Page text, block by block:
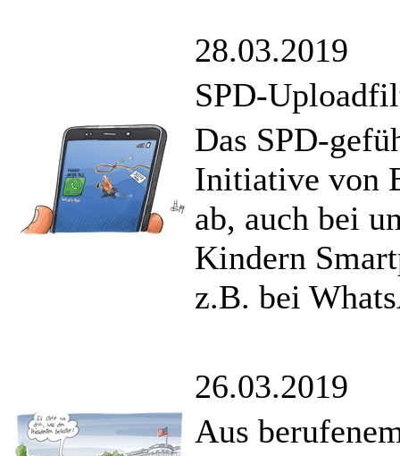
28.03.2019
SPD-
Das SPD-
Initiative von
ab, auch bei
Kindern
z.B. bei
26.03.2019
Aus